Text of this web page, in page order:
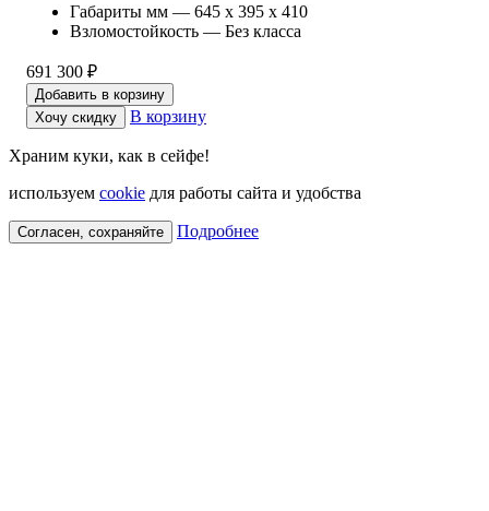
Габариты мм — 645 x 395 x 410
Взломостойкость — Без класса
691 300 ₽
Добавить в корзину
Хочу скидку
В корзину
Храним куки, как в сейфе!
используем cookie для работы сайта и удобства
Согласен, сохраняйте Подробнее